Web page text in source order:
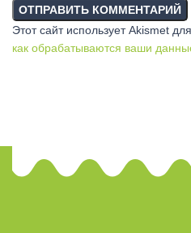
Этот сайт использует Akismet
как обрабатываются ваши